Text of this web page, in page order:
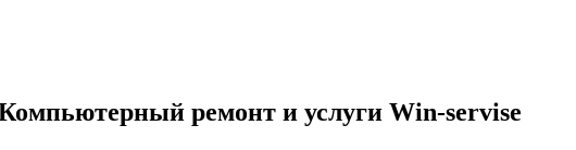
ремонт и услуги Win-servise